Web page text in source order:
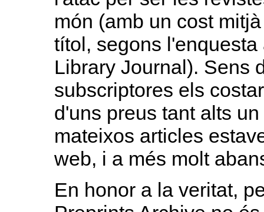
món (amb un cost
títol, segons
Library Journal). Sens
subscriptores els
d'uns preus tant alts
mateixos articles
web, i a més molt
En honor a la veritat,